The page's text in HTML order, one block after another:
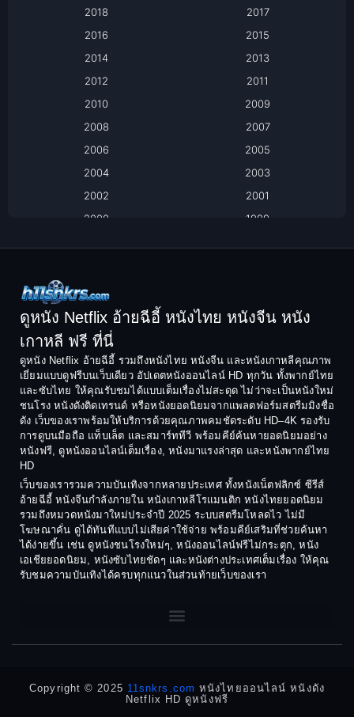
Based on a True Story เรื่องจริง
Based on a True Story เรื่องจริง
Comedy ตลก
Coming-of-age ชีวิตวัยรุ่น
Crime อาชญากรรม
Crime อาชญากรรม
Culture
Dance เต้น
Dark Comedy ตลกร้าย
Detective สืบสวน
2018
2017
2016
2015
2014
2013
2012
2011
2010
2009
2008
2007
2006
2005
2004
2003
2002
2001
2000
1999
1994
1992
1991
1990
1988
1987
1986
1985
1984
1983
1982
1981
1980
1978
1974
1973
1972
1971
1970
1969
1968
1964
ดูหนัง Netflix อ้ายฉีอี้ หนังไทย หนังจีน หนัง
เกาหลี ฟรี ที่นี่
ดูหนัง Netflix อ้ายฉีอี้ รวมถึงหนังไทย หนังจีน และหนังเกาหลีคุณภาพ
เยี่ยมแบบดูฟรีบนเว็บเดียว อัปเดตหนังออนไลน์ HD ทุกวัน ทั้งพากย์ไทย
และซับไทย ให้คุณรับชมได้แบบเต็มเรื่องไม่สะดุด ไม่ว่าจะเป็นหนังใหม่
ชนโรง หนังดังติดเทรนด์ หรือหนังยอดนิยมจากแพลตฟอร์มสตรีมมิงชื่อ
ดัง เว็บของเราพร้อมให้บริการด้วยคุณภาพคมชัดระดับ HD–4K รองรับ
การดูบนมือถือ แท็บเล็ต และสมาร์ททีวี พร้อมคีย์ค้นหายอดนิยมอย่าง
หนังฟรี, ดูหนังออนไลน์เต็มเรื่อง, หนังมาแรงล่าสุด และหนังพากย์ไทย
HD
เว็บของเรารวมความบันเทิงจากหลายประเทศ ทั้งหนังเน็ตฟลิกซ์ ซีรีส์
อ้ายฉีอี้ หนังจีนกำลังภายใน หนังเกาหลีโรแมนติก หนังไทยยอดนิยม
รวมถึงหมวดหนังมาใหม่ประจำปี 2025 ระบบสตรีมโหลดไว ไม่มี
โฆษณาคั่น ดูได้ทันทีแบบไม่เสียค่าใช้จ่าย พร้อมคีย์เสริมที่ช่วยค้นหา
ได้ง่ายขึ้น เช่น ดูหนังชนโรงใหม่ๆ, หนังออนไลน์ฟรีไม่กระตุก, หนัง
เอเชียยอดนิยม, หนังซับไทยชัดๆ และหนังต่างประเทศเต็มเรื่อง ให้คุณ
รับชมความบันเทิงได้ครบทุกแนวในส่วนท้ายเว็บของเรา
Copyright © 2025 11snkrs.com หนังไทยออนไลน์ หนังดัง
Netflix HD ดูหนังฟรี